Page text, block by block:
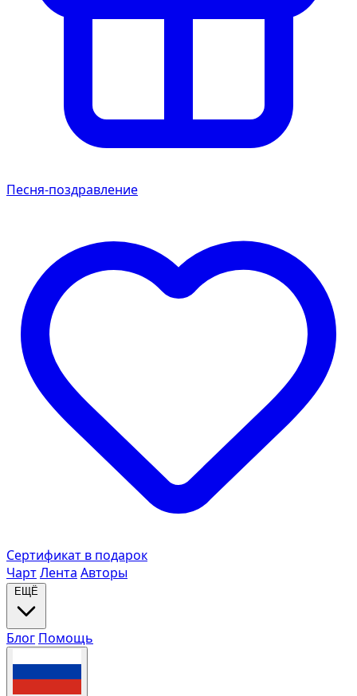
Песня-поздравление
Сертификат в подарок
ЧартЛента Авторы
ЕЩЁ
Блог Помощь